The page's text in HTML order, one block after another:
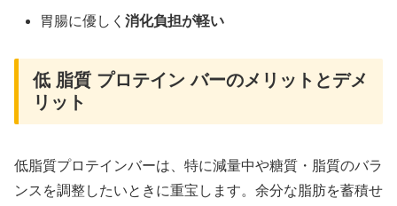
胃腸に優しく消化負担が軽い
低 脂質 プロテイン バーのメリットとデメ
リット
低脂質プロテインバーは、特に減量中や糖質・脂質のバラ
ンスを調整したいときに重宝します。余分な脂肪を蓄積せ